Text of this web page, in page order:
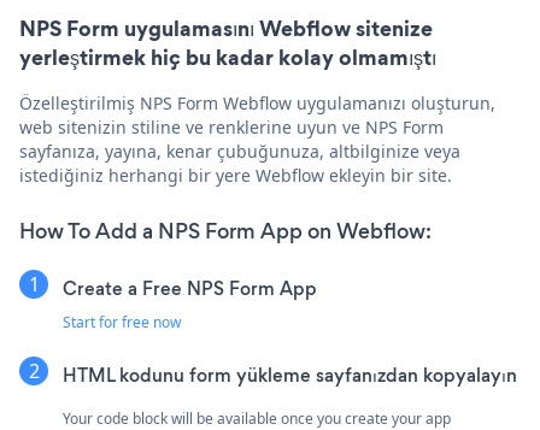
NPS Form uygulamasını Webflow sitenize
yerleştirmek hiç bu kadar kolay olmamıştı
Özelleştirilmiş NPS Form Webflow uygulamanızı oluşturun,
web sitenizin stiline ve renklerine uyun ve NPS Form
sayfanıza, yayına, kenar çubuğunuza, altbilginize veya
istediğiniz herhangi bir yere Webflow ekleyin bir site.
How To Add a NPS Form App on Webflow:
Create a Free NPS Form App
Start for free now
HTML kodunu form yükleme sayfanızdan kopyalayın
Your code block will be available once you create your app